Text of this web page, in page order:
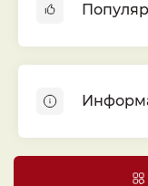
Монеты
Банкноты
Листы для